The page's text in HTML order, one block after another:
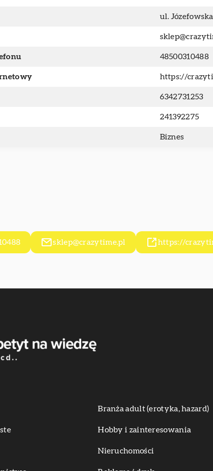
ul.
48500310488
https://
6342731253
241392275
Biznes
sklep@crazytime.pl https://
Branża adult (erotyka, hazard)
Hobby i zainteresowania
Nieruchomości